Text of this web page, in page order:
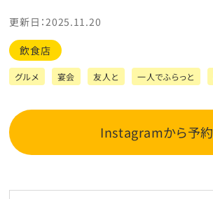
更新日：2025.11.20
飲食店
グルメ 宴会 友人と 一人でふらっと
Instagramから予約